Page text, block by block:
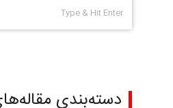
دسته‌بندی